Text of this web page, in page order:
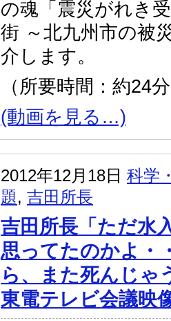
の魂「震災がれき
街 ～北九州市の被
介します。
（所要時間：約24
(動画を見る…)
2012年12月18日 科学
題, 吉田所長
吉田所長「ただ水
思ってたのかよ・
ら、また死んじゃ
東電テレビ会議映